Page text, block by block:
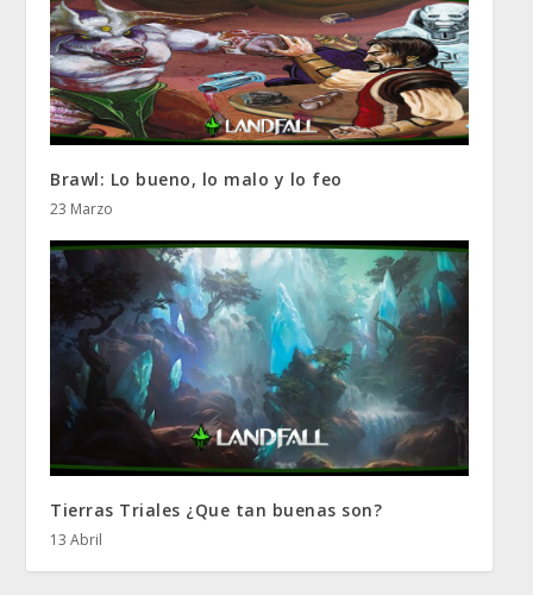
Brawl: Lo bueno, lo malo y lo feo
23 Marzo
Tierras Triales ¿Que tan buenas son?
13 Abril